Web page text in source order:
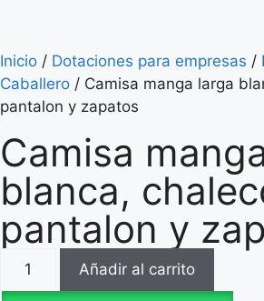
Inicio / Dotaciones para empresas /
Caballero / Camisa manga larga
pantalon y zapatos
Camisa
blanca,
pantalon y
Añadir al carrito